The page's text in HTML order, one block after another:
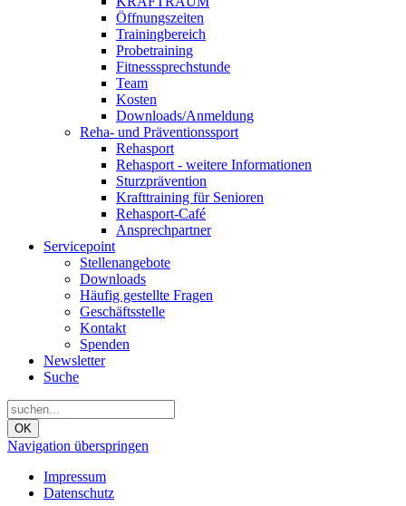
Öffnungszeiten
Trainingbereich
Probetraining
Fitnesssprechstunde
Team
Kosten
Downloads/Anmeldung
Reha- und Präventionssport
Rehasport
Rehasport - weitere Informationen
Sturzprävention
Krafttraining für Senioren
Rehasport-Café
Ansprechpartner
Servicepoint
Stellenangebote
Downloads
Häufig gestellte Fragen
Geschäftsstelle
Kontakt
Spenden
Newsletter
Suche
OK
Navigation überspringen
Impressum
Datenschutz